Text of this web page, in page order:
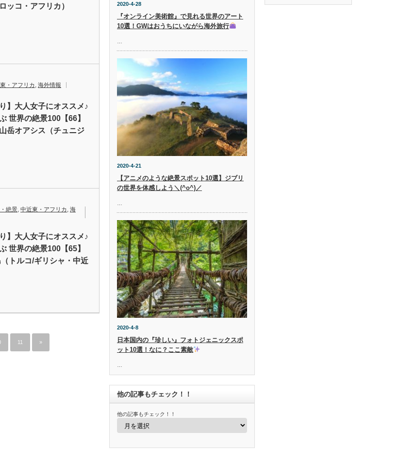
ッコ・アフリカ）
・アフリカ , 海外情報
】大人女子にオススメ♪
世界の絶景100【66】
岳オアシス（チュニジ
絶景, 中近東・アフリカ , 海
】大人女子にオススメ♪
世界の絶景100【65】
トルコ/ギリシャ・中近
11 »
2020-4-28
『オンライン美術館』で見れる世界のアート
10選！GWはおうちにいながら海外旅行
2020-4-21
【アニメのような絶景スポット10選】ジブリ
の世界を体感しよう＼(^o^)／
2020-4-8
日本国内の『珍しい』フォトジェニックスポ
ット10選！なに？ここ素敵
他の記事もチェック！！
他の記事もチェック！！